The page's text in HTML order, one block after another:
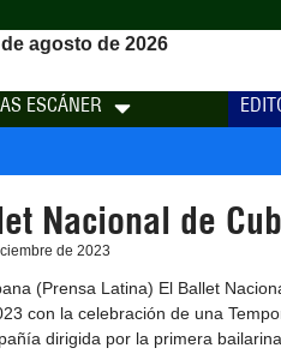
agosto de 2026
ESCÁNER
Nacional de
de 2023
(Prensa Latina) El Ballet
con la celebración de una
dirigida por la primera